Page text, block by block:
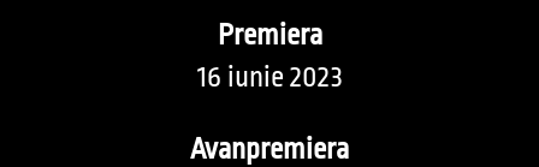
Premiera
16 iunie 2023
Avanpremiera